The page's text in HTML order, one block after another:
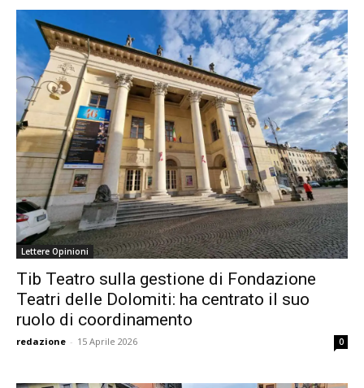
Lettere Opinioni
Tib Teatro sulla gestione di Fondazione
Teatri delle Dolomiti: ha centrato il suo
ruolo di coordinamento
redazione - 15 Aprile 2026 0